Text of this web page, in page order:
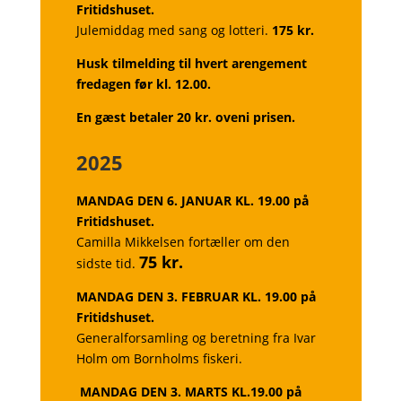
Fritidshuset.
Julemiddag med sang og lotteri. 175 kr.
Husk tilmelding til hvert arengement
fredagen før kl. 12.00.
En gæst betaler 20 kr. oveni prisen.
2025
MANDAG DEN 6. JANUAR KL. 19.00 på
Fritidshuset.
Camilla Mikkelsen fortæller om den
sidste tid. 75 kr.
MANDAG DEN 3. FEBRUAR KL. 19.00 på
Fritidshuset.
Generalforsamling og beretning fra Ivar
Holm om Bornholms fiskeri.
MANDAG DEN 3. MARTS KL.19.00 på